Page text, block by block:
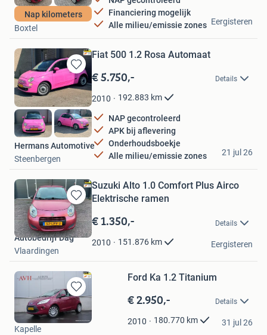
Nap kilometers
Financiering mogelijk
Alle milieu/emissie zones
BM Cars BV
Boxtel
Eergisteren
Bewaren
in
Mijn
Favorieten
Fiat 500 1.2 Rosa Automaat
€ 5.750,- Details
2010 192.883 km
NAP gecontroleerd
APK bij aflevering
Onderhoudsboekje
Alle milieu/emissie zones
Hermans Automotive
Steenbergen
21 jul 26
Bewaren
in
Mijn
Favorieten
Suzuki Alto 1.0 Comfort Plus Airco
Elektrische ramen
€ 1.350,- Details
2010 151.876 km
Autobedrijf Dag
Vlaardingen
Eergisteren
Bewaren
in
Mijn
Ford Ka 1.2 Titanium
€ 2.950,- Details
2010 180.770 km
AVH Auto's
Kapelle
31 jul 26